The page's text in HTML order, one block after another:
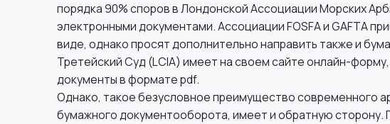
порядка 90% споров в Лондонской Ассоциации Морских
электронными документами. Ассоциации FOSFA и GAFTA
виде, однако просят дополнительно направить также и
Третейский Суд (LCIA) имеет на своем сайте онлайн-
документы в формате pdf.
Однако, такое безусловное преимущество современного
бумажного документооборота, имеет и обратную сторону.